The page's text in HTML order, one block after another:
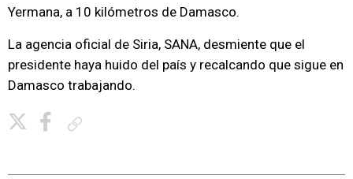
Yermana, a 10 kilómetros de Damasco.
La agencia oficial de Siria, SANA, desmiente que el
presidente haya huido del país y recalcando que sigue en
Damasco trabajando.